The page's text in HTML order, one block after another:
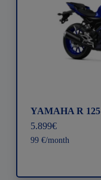
YAMAHA R 125
5.899€
99 €/month